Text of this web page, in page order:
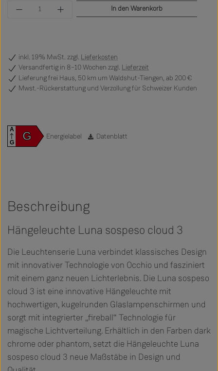
Produkt Anzahl: Gib den gewünschten Wert
In den Warenkorb
inkl. 19% MwSt. zzgl. Lieferkosten
Versandfertig in 8–10 Wochen zzgl. Lieferzeit
Lieferung frei Haus, 50 km um Waldshut-Tiengen, ab 200 €
Mwst.-Rückerstattung und Verzollung für Schweizer Kunden
G
A
G
Energielabel Datenblatt
Beschreibung
Hängeleuchte Luna sospeso cloud 3
Die Leuchtenserie Luna verbindet klassisches Design
mit innovativer Technologie von Occhio und fasziniert
mit einem ganz neuen Lichterlebnis. Die Luna sospeso
cloud 3 ist eine innovative Hängeleuchte mit
hochwertigen, kugelrunden Glaslampenschirmen und
sorgt mit integrierter „fireball“ Technologie für
magische Lichtverteilung. Erhältlich in den Farben dark
chrome oder phantom, setzt die Hängeleuchte Luna
sospeso cloud 3 neue Maßstäbe in Design und